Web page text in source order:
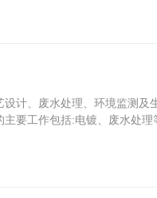
计、废水处理、环境监测及
要工作包括:电镀、废水处理